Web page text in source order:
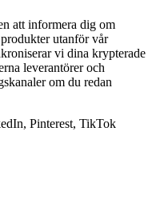
att informera dig om
utanför vår
vi dina krypterade
leverantörer och
om du redan
Pinterest, TikTok